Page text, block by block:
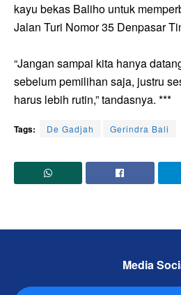
kayu bekas Baliho untuk
Jalan Turi Nomor 35 Denpasar
“Jangan sampai kita hanya
sebelum pemilihan saja, justru
harus lebih rutin,” tandasnya. ***
Tags: De Gadjah Gerindra Bali
Media